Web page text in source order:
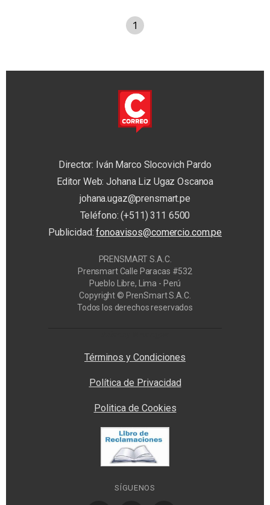
1
Director: Iván Marco Slocovich Pardo
Editor Web: Johana Liz Ugaz Oscanoa
johana.ugaz@prensmart.pe
Teléfono: (+511) 311 6500
Publicidad:fonoavisos@comercio.com.pe
PRENSMART S.A.C.
Prensmart Calle Paracas #532
Pueblo Libre, Lima - Perú
Copyright © PrenSmart S.A.C.
Todos los derechos reservados
Términos y Condiciones
Política de Privacidad
Politica de Cookies
SÍGUENOS